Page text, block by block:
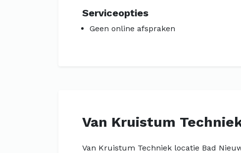
Serviceopties
Geen online afspraken
Van Kruistum
Van Kruistum Techniek locatie Bad